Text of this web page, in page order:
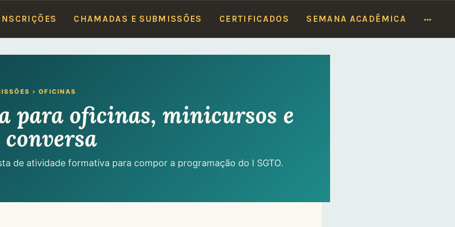
CHAMADAS E SUBMISSÕES CERTIFICADOS SEMANA ACADÊMICA
› OFICINAS
para oficinas, minicursos e
de atividade formativa para compor a programação do I SGTO.